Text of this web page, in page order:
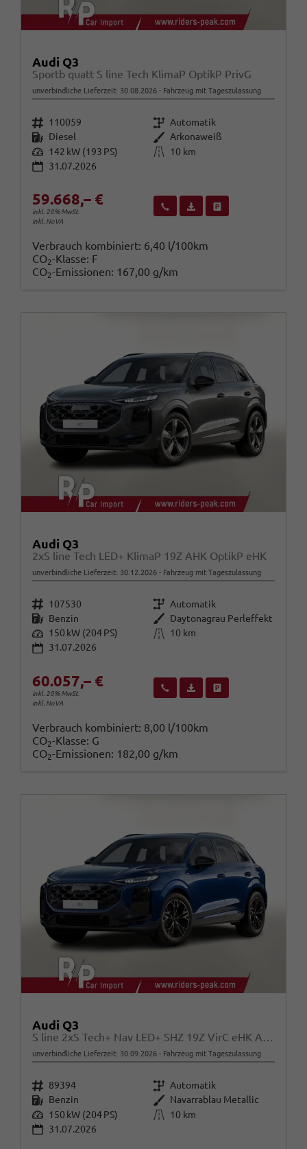
Audi Q3
Sportb quatt S line Tech KlimaP OptikP PrivG
unverbindliche Lieferzeit: 30.08.2026 Fahrzeug mit Tageszulassung
Fahrzeugnr. 110059 Getriebe Automatik
Kraftstoff Diesel Außenfarbe Arkonaweiß
Leistung 142 kW (193 PS) Kilometerstand
10 km
31.07.2026
59.668,– €
inkl. 20% MwSt.
inkl. NoVA
Wir rufen Sie anFahrzeugexposé (PDF)
Verbrauch kombiniert: 6,40 l/100km
CO2-Klasse: F
CO2-Emissionen: 167,00 g/km
Audi Q3
2xS line Tech LED+ KlimaP 19Z AHK OptikP eHK
unverbindliche Lieferzeit: 30.12.2026 Fahrzeug mit Tageszulassung
Fahrzeugnr. 107530 Getriebe Automatik
Kraftstoff Benzin Außenfarbe
Daytonagrau Perleffekt
Leistung 150 kW (204 PS) Kilometerstand
10 km
31.07.2026
60.057,– €
inkl. 20% MwSt.
inkl. NoVA
Wir rufen Sie anFahrzeugexposé (PDF)
Verbrauch kombiniert: 8,00 l/100km
CO2-Klasse: G
CO2-Emissionen: 182,00 g/km
Audi Q3
S line 2xS Tech+ Nav LED+ SHZ 19Z VirC eHK ACC
unverbindliche Lieferzeit: 30.09.2026 Fahrzeug mit Tageszulassung
Fahrzeugnr. 89394 Getriebe Automatik
Kraftstoff Benzin Außenfarbe Navarrablau Metallic
Leistung 150 kW (204 PS) Kilometerstand
10 km
31.07.2026